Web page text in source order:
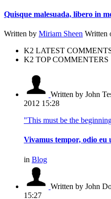
Quisque malesuada, libero in
Written by Miriam Sheen Written
K2 LATEST
K2 TOP COMMENTERS
Written by John
2012 15:28
"This must be the
Vivamus tempor, odio eu
in Blog
Written by John
15:27